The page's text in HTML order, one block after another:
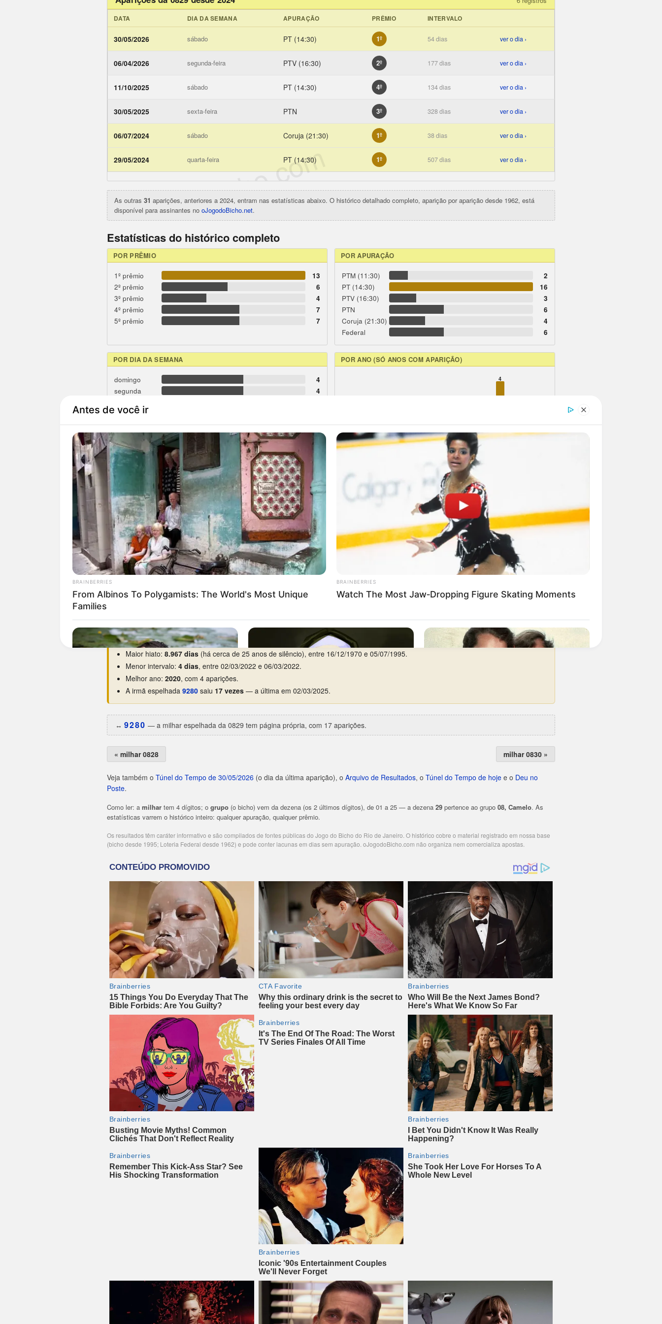
DATA DIA DA SEMANA APURAÇÃO PRÊMIO INTERVALO
30/05/2026 sábado PT (14:30) 1º 54 dias ver o dia ›
06/04/2026 segunda-feira PTV (16:30) 2º 177 dias ver o dia ›
11/10/2025 sábado PT (14:30) 4º 134 dias ver o dia ›
30/05/2025 sexta-feira PTN 3º 328 dias ver o dia ›
06/07/2024 sábado Coruja (21:30) 1º 38 dias ver o dia ›
29/05/2024 quarta-feira PT (14:30) 1º 507 dias ver o dia ›
ojogodobicho.com
As outras 31 aparições, anteriores a 2024, entram nas estatísticas abaixo. O histórico detalhado completo, aparição por aparição desde 1962, está
disponível para assinantes no oJogodoBicho.net.
Estatísticas do histórico completo
POR PRÊMIO
1º prêmio
13
2º prêmio
6
3º prêmio
4
4º prêmio
7
5º prêmio
7
POR APURAÇÃO
PTM (11:30)
2
PT (14:30)
16
PTV (16:30)
3
PTN
6
Coruja (21:30)
4
Federal
6
POR DIA DA SEMANA
domingo
4
segunda
4
quarta
quinta
5
6
sábado
7
POR ANO (SÓ ANOS COM APARIÇÃO)
4
69 70 95 97 98 99 00 02 03 04 06 08 12 13 16 17 18 19 20 22 23 24 25 26
O dia da semana preferido équarta-feira, com 7 aparições em 37.
Estreou na base em17/05/1969(Federal, 4º prêmio).
Maior hiato: 8.967 dias (há cerca de 25 anos de silêncio), entre 16/12/1970 e 05/07/1995.
Menor intervalo: 4 dias, entre 02/03/2022 e 06/03/2022.
Melhor ano: 2020, com 4 aparições.
A irmã espelhada 9280 saiu 17 vezes — a última em 02/03/2025.
↔️ 9280 — a milhar espelhada da 0829 tem página própria, com 17 aparições.
« milhar 0828 milhar 0830 »
Veja também o Túnel do Tempo de 30/05/2026 (o dia da última aparição), o Arquivo de Resultados, o Túnel do Tempo de hoje e o Deu no
Poste.
Como ler: a milhar tem 4 dígitos; o grupo (o bicho) vem da dezena (os 2 últimos dígitos), de 01 a 25 — a dezena 29 pertence ao grupo 08, Camelo. As
estatísticas varrem o histórico inteiro: qualquer apuração, qualquer prêmio.
Os resultados têm caráter informativo e são compilados de fontes públicas do Jogo do Bicho do Rio de Janeiro. O histórico cobre o material registrado em nossa base
(bicho desde 1995; Loteria Federal desde 1962) e pode conter lacunas em dias sem apuração. oJogodoBicho.com não organiza nem comercializa apostas.
Publicidade